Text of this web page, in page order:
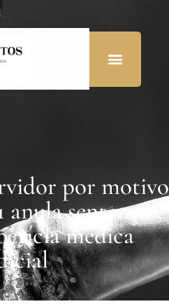
por motivo
anula sentença e
médica